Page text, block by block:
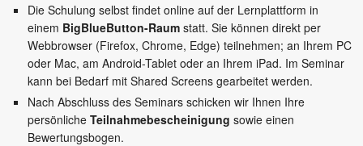
Die Schulung selbst findet online auf der Lernplattform in
einem BigBlueButton-Raum statt. Sie können direkt per
Webbrowser (Firefox, Chrome, Edge) teilnehmen; an Ihrem PC
oder Mac, am Android-Tablet oder an Ihrem iPad. Im Seminar
kann bei Bedarf mit Shared Screens gearbeitet werden.
Nach Abschluss des Seminars schicken wir Ihnen Ihre
persönliche Teilnahmebescheinigung sowie einen
Bewertungsbogen.